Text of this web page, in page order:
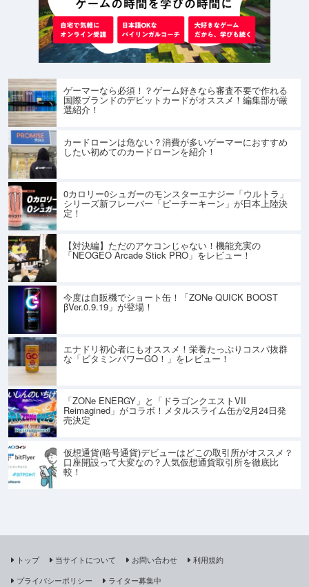
ゲーマーなら必須！？ゲーム好きなら審査不要で作れる
国際ブランドのデビットカードがオススメ！編集部が厳
選紹介！
カードローンは危ない？消費が多いゲーマーにおすすめ
したい初めてのカードローンを紹介！
0カロリー0シュガーのモンスターエナジー「ウルトラ」
シリーズ新フレーバー「ピーチーキーン」が日本上陸決
定！
【対決編】ただのアケコンじゃない！機能充実の
「NEOGEO Arcade Stick PRO」をレビュー！
今度は自販機でショート缶！「ZONe QUICK BOOST
βVer.0.9.19」が登場！
エナドリ初心者にもオススメ！栄養たっぷりコスパ抜群
な「ビタミンパワーGO！」をレビュー！
「ZONe ENERGY」と「ドラゴンクエストVII
Reimagined」がコラボ！メタルスライム缶が2月24日発
売決定
仮想通貨(暗号通貨)デビューはどこの取引所がオススメ？
口座開設って大変なの？人気仮想通貨取引所を徹底比
較！
トップ 当サイトについて お問い合わせ
利用規約
プライバシーポリシー
ライター募集中